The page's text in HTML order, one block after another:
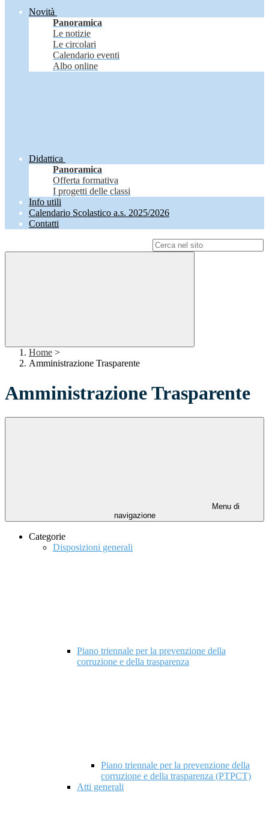
Novità
Panoramica
Le notizie
Le circolari
Calendario eventi
Albo online
Didattica
Panoramica
Offerta formativa
I progetti delle classi
Info utili
Calendario Scolastico a.s. 2025/2026
Contatti
Home >
Amministrazione Trasparente
Amministrazione Trasparente
Menu di
navigazione
Categorie
Disposizioni generali
Piano triennale per la prevenzione della
corruzione e della trasparenza
Piano triennale per la prevenzione della
corruzione e della trasparenza (PTPCT)
Atti generali